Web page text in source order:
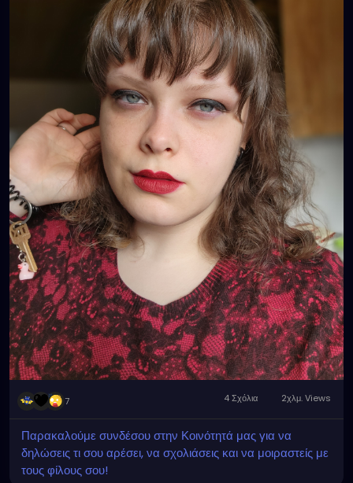
7 4 Σχόλια 2χλμ. Views
Παρακαλούμε συνδέσου στην Κοινότητά μας για να
δηλώσεις τι σου αρέσει, να σχολιάσεις και να μοιραστείς με
τους φίλους σου!